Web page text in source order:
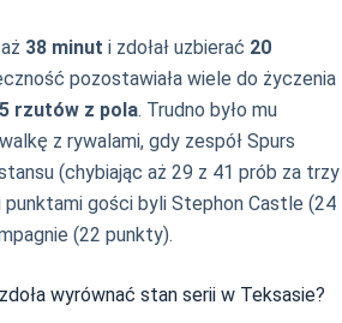
38 minut i zdołał uzbierać 20
pozostawiała wiele do życzenia
rzutów z pola. Trudno było mu
z rywalami, gdy zespół Spurs
(chybiając aż 29 z 41 prób za trzy
punktami gości byli Stephon Castle (24
(22 punkty).
wyrównać stan serii w Teksasie?